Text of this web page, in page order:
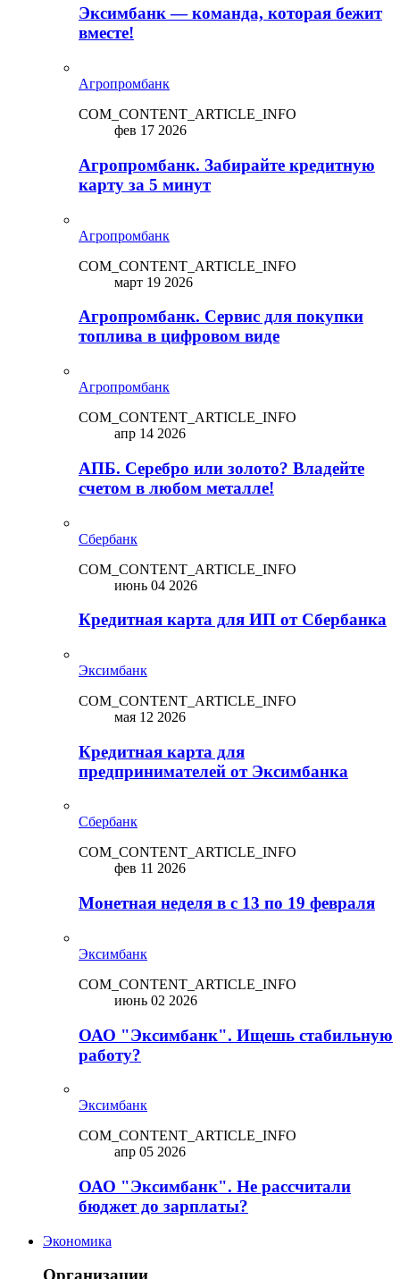
Эксимбанк — команда, которая бежит
вместе!
Агропромбанк
COM_CONTENT_ARTICLE_INFO
фев 17 2026
Агропромбанк. Забирайте кредитную
карту за 5 минут
Агропромбанк
COM_CONTENT_ARTICLE_INFO
март 19 2026
Агропромбанк. Сервис для покупки
топлива в цифровом виде
Агропромбанк
COM_CONTENT_ARTICLE_INFO
апр 14 2026
АПБ. Серебро или золото? Владейте
счетом в любом металле!
Сбербанк
COM_CONTENT_ARTICLE_INFO
июнь 04 2026
Кредитная карта для ИП от Сбербанка
Эксимбанк
COM_CONTENT_ARTICLE_INFO
мая 12 2026
Кредитная карта для
предпринимателей от Эксимбанка
Сбербанк
COM_CONTENT_ARTICLE_INFO
фев 11 2026
Монетная неделя в с 13 по 19 февраля
Эксимбанк
COM_CONTENT_ARTICLE_INFO
июнь 02 2026
ОАО "Эксимбанк". Ищешь стабильную
работу?
Эксимбанк
COM_CONTENT_ARTICLE_INFO
апр 05 2026
ОАО "Эксимбанк". Не рассчитали
бюджет до зарплаты?
Экономика